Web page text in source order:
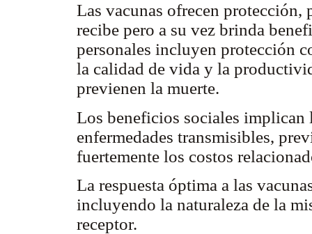
Las vacunas ofrecen protección,
recibe pero a su vez brinda
personales incluyen protección
la calidad de vida y la
previenen la muerte.
Los beneficios sociales implican
enfermedades transmisibles,
fuertemente los costos
La respuesta óptima a las
incluyendo la naturaleza de la
receptor.